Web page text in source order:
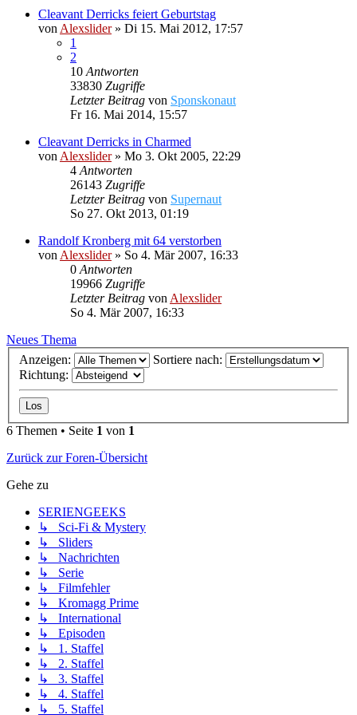
Cleavant Derricks feiert Geburtstag
von Alexslider» Di 15. Mai 2012, 17:57
1
2
10 Antworten
33830 Zugriffe
Letzter Beitrag von Sponskonaut
Fr 16. Mai 2014, 15:57
Cleavant Derricks in Charmed
von Alexslider» Mo 3. Okt 2005, 22:29
4 Antworten
26143 Zugriffe
Letzter Beitrag von Supernaut
So 27. Okt 2013, 01:19
Randolf Kronberg mit 64 verstorben
von Alexslider» So 4. Mär 2007, 16:33
0 Antworten
19966 Zugriffe
Letzter Beitrag von Alexslider
So 4. Mär 2007, 16:33
Neues Thema
Anzeigen:
Sortiere nach:
Richtung:
6 Themen • Seite 1 von 1
Zurück zur Foren-Übersicht
Gehe zu
SERIENGEEKS
↳ Sci-Fi & Mystery
↳ Sliders
↳ Nachrichten
↳ Serie
↳ Filmfehler
↳ Kromagg Prime
↳ International
↳ Episoden
↳ 1. Staffel
↳ 2. Staffel
↳ 3. Staffel
↳ 4. Staffel
↳ 5. Staffel